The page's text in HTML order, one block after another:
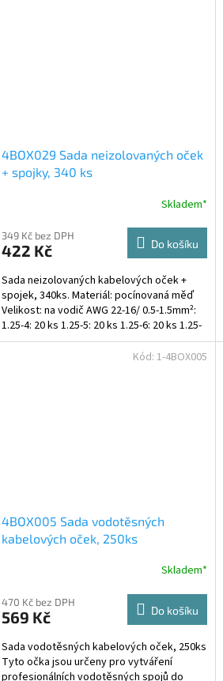
4BOX029 Sada neizolovaných oček
+ spojky, 340 ks
Skladem*
349 Kč bez DPH
422 Kč Do košíku
Sada neizolovaných kabelových oček +
spojek, 340ks. Materiál: pocínovaná měď
Velikost: na vodič AWG 22-16/ 0.5-1.5mm²:
1.25-4: 20 ks 1.25-5: 20 ks 1.25-6: 20 ks 1.25-
8: 10 ks...
4BOX005 Sada vodotěsných
kabelových oček, 250ks
Skladem*
470 Kč bez DPH
569 Kč Do košíku
Sada vodotěsných kabelových oček, 250ks
Tyto očka jsou určeny pro vytváření
profesionálních vodotěsných spojů do
Kód: 1-4BOX005